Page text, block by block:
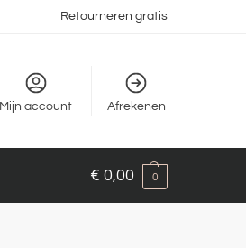
Retourneren gratis
Mijn account Afrekenen
€ 0,00 0